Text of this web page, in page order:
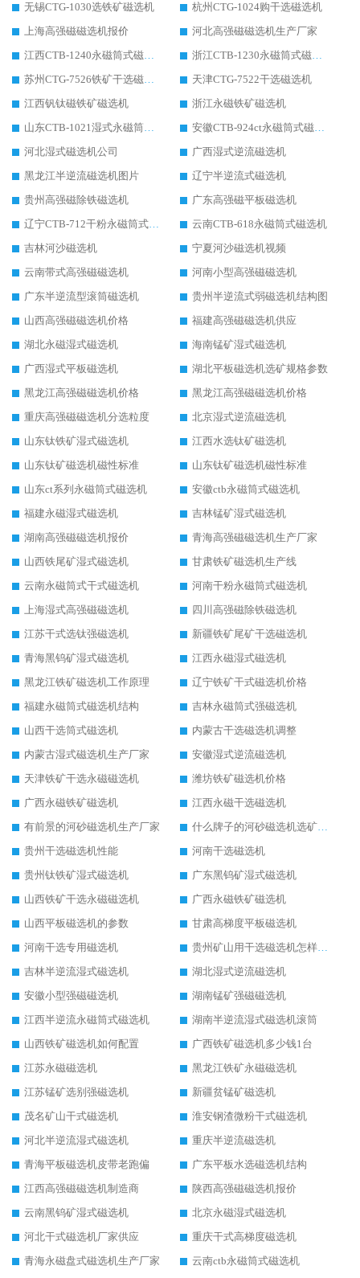
无锡CTG-1030选铁矿磁选机
杭州CTG-1024购干选磁选机
上海高强磁磁选机报价
河北高强磁磁选机生产厂家
江西CTB-1240永磁筒式磁选机厂家
浙江CTB-1230永磁筒式磁选机生产厂家
苏州CTG-7526铁矿干选磁选机
天津CTG-7522干选磁选机
江西钒钛磁铁矿磁选机
浙江永磁铁矿磁选机
山东CTB-1021湿式永磁筒式磁选机
安徽CTB-924ct永磁筒式磁选机
河北湿式磁选机公司
广西湿式逆流磁选机
黑龙江半逆流磁选机图片
辽宁半逆流式磁选机
贵州高强磁除铁磁选机
广东高强磁平板磁选机
辽宁CTB-712干粉永磁筒式磁选机
云南CTB-618永磁筒式磁选机
吉林河沙磁选机
宁夏河沙磁选机视频
云南带式高强磁磁选机
河南小型高强磁磁选机
广东半逆流型滚筒磁选机
贵州半逆流式弱磁选机结构图
山西高强磁磁选机价格
福建高强磁磁选机供应
湖北永磁湿式磁选机
海南锰矿湿式磁选机
广西湿式平板磁选机
湖北平板磁选机选矿规格参数
黑龙江高强磁磁选机价格
黑龙江高强磁磁选机价格
重庆高强磁磁选机分选粒度
北京湿式逆流磁选机
山东钛铁矿湿式磁选机
江西水选钛矿磁选机
山东钛矿磁选机磁性标准
山东钛矿磁选机磁性标准
山东ct系列永磁筒式磁选机
安徽ctb永磁筒式磁选机
福建永磁湿式磁选机
吉林锰矿湿式磁选机
湖南高强磁磁选机报价
青海高强磁磁选机生产厂家
山西铁尾矿湿式磁选机
甘肃铁矿磁选机生产线
云南永磁筒式干式磁选机
河南干粉永磁筒式磁选机
上海湿式高强磁磁选机
四川高强磁除铁磁选机
江苏干式选钛强磁选机
新疆铁矿尾矿干选磁选机
青海黑钨矿湿式磁选机
江西永磁湿式磁选机
黑龙江铁矿磁选机工作原理
辽宁铁矿干式磁选机价格
福建永磁筒式磁选机结构
吉林永磁筒式强磁选机
山西干选筒式磁选机
内蒙古干选磁选机调整
内蒙古湿式磁选机生产厂家
安徽湿式逆流磁选机
天津铁矿干选永磁磁选机
潍坊铁矿磁选机价格
广西永磁铁矿磁选机
江西永磁干选磁选机
有前景的河砂磁选机生产厂家
什么牌子的河砂磁选机选矿效果好
贵州干选磁选机性能
河南干选磁选机
贵州钛铁矿湿式磁选机
广东黑钨矿湿式磁选机
山西铁矿干选永磁磁选机
广西永磁铁矿磁选机
山西平板磁选机的参数
甘肃高梯度平板磁选机
河南干选专用磁选机
贵州矿山用干选磁选机怎样调磁
吉林半逆流湿式磁选机
湖北湿式逆流磁选机
安徽小型强磁磁选机
湖南锰矿强磁磁选机
江西半逆流永磁筒式磁选机
湖南半逆流湿式磁选机滚筒
山西铁矿磁选机如何配置
广西铁矿磁选机多少钱1台
江苏永磁磁选机
黑龙江铁矿永磁磁选机
江苏锰矿选别强磁选机
新疆贫锰矿磁选机
茂名矿山干式磁选机
淮安钢渣微粉干式磁选机
河北半逆流湿式磁选机
重庆半逆流磁选机
青海平板磁选机皮带老跑偏
广东平板水选磁选机结构
江西高强磁磁选机制造商
陕西高强磁磁选机报价
云南黑钨矿湿式磁选机
北京永磁湿式磁选机
河北干式磁选机厂家供应
重庆干式高梯度磁选机
青海永磁盘式磁选机生产厂家
云南ctb永磁筒式磁选机